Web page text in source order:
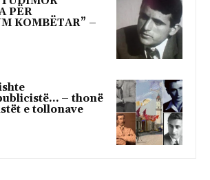
PËR
KOMBËTAR” –
– thonë
e tollonave